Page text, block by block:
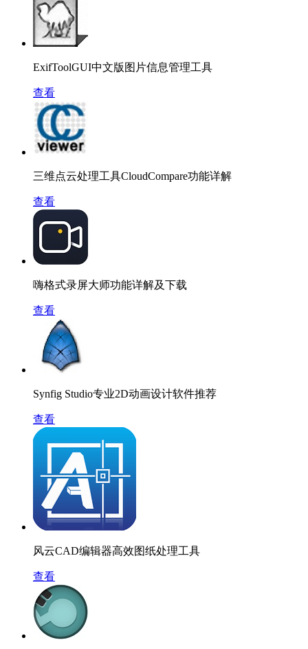
ExifToolGUI中文版图片信息管理工具
查看
三维点云处理工具CloudCompare功能详解
查看
嗨格式录屏大师功能详解及下载
查看
Synfig Studio专业2D动画设计软件推荐
查看
风云CAD编辑器高效图纸处理工具
查看